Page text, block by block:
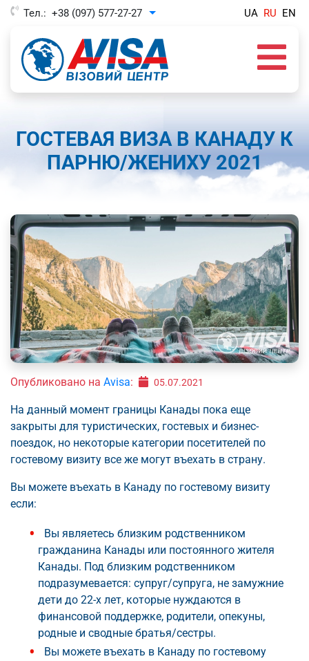
Тел.: +38 (097) 577-27-27 Toggle Dropdown UA RU EN
ГОСТЕВАЯ ВИЗА В КАНАДУ К
ПАРНЮ/ЖЕНИХУ 2021
Опубликовано на Avisa: 05.07.2021
На данный момент границы Канады пока еще
закрыты для туристических, гостевых и бизнес-
поездок, но некоторые категории посетителей по
гостевому визиту все же могут въехать в страну.
Вы можете въехать в Канаду по гостевому визиту
если:
Вы являетесь близким родственником
гражданина Канады или постоянного жителя
Канады. Под близким родственником
подразумевается: супруг/супруга, не замужние
дети до 22-х лет, которые нуждаются в
финансовой поддержке, родители, опекуны,
родные и сводные братья/сестры.
Вы можете въехать в Канаду по гостевому